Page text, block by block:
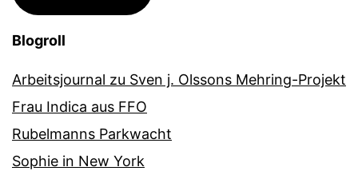
Blogroll
Arbeitsjournal zu Sven j. Olssons Mehring-Projekt
Frau Indica aus FFO
Rubelmanns Parkwacht
Sophie in New York